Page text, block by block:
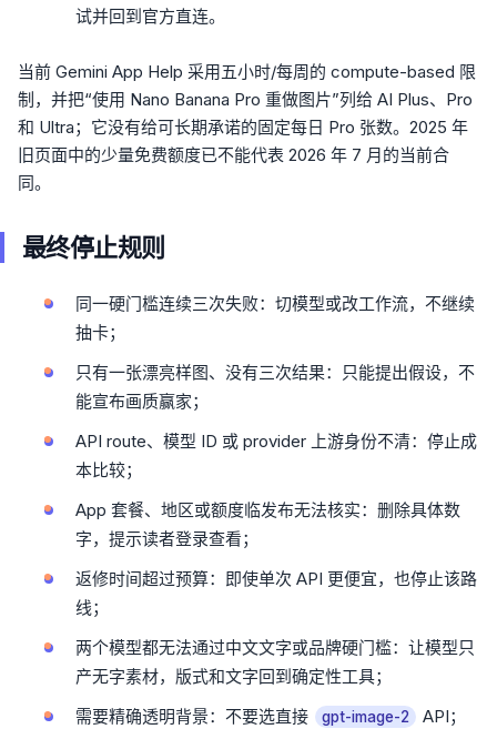
试并回到官方直连。
当前 Gemini App Help 采用五小时/每周的 compute-based 限
制，并把“使用 Nano Banana Pro 重做图片”列给 AI Plus、Pro
和 Ultra；它没有给可长期承诺的固定每日 Pro 张数。2025 年
旧页面中的少量免费额度已不能代表 2026 年 7 月的当前合
同。
最终停止规则
同一硬门槛连续三次失败：切模型或改工作流，不继续
抽卡；
只有一张漂亮样图、没有三次结果：只能提出假设，不
能宣布画质赢家；
API route、模型 ID 或 provider 上游身份不清：停止成
本比较；
App 套餐、地区或额度临发布无法核实：删除具体数
字，提示读者登录查看；
返修时间超过预算：即使单次 API 更便宜，也停止该路
线；
两个模型都无法通过中文文字或品牌硬门槛：让模型只
产无字素材，版式和文字回到确定性工具；
需要精确透明背景：不要选直接
gpt-image-2
API；